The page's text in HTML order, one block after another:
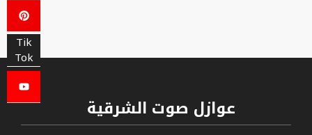
Tik
Tok
عوازل صوت الشرقية